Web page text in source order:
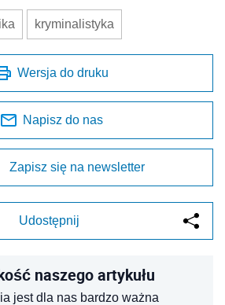
kryminalistyka
Wersja do druku
Napisz do nas
Zapisz się na newsletter
Udostępnij
naszego artykułu
jest dla nas bardzo ważna